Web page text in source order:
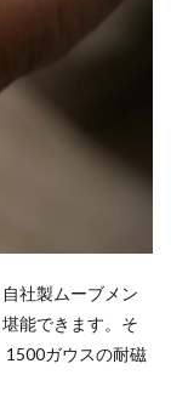
社製ムーブメン
能できます。そ
1500ガウスの耐磁